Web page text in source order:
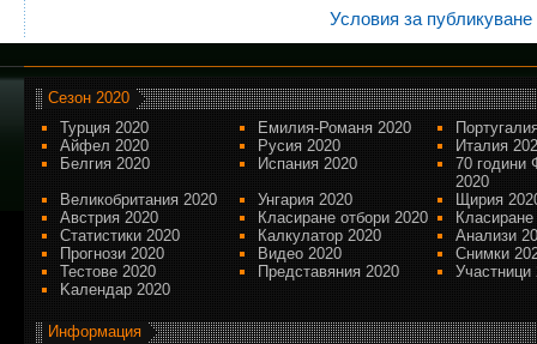
Условия за
Сезон 2020
Турция 2020
Емилия-Романя 2020
Айфел 2020
Русия 2020
Италия
Белгия 2020
Испания 2020
70 години
2020
Великобритания 2020
Унгария 2020
Щирия
Австрия 2020
Класиране отбори 2020
Статистики 2020
Калкулатор 2020
Анализи
Прогнози 2020
Видео 2020
Снимки
Тестове 2020
Представяния 2020
Участници
Kалендар 2020
Информация